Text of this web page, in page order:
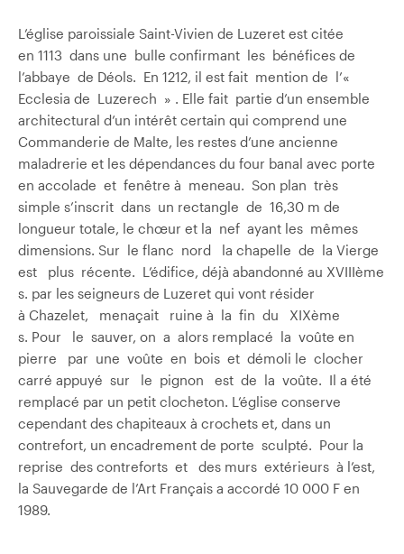
L’église paroissiale Saint-Vivien de Luzeret est citée
en 1113 dans une bulle confirmant les bénéfices de
l’abbaye de Déols. En 1212, il est fait mention de l’«
Ecclesia de Luzerech » . Elle fait partie d’un ensemble
architectural d’un intérêt certain qui comprend une
Commanderie de Malte, les restes d’une ancienne
maladrerie et les dépendances du four banal avec porte
en accolade et fenêtre à meneau. Son plan très
simple s’inscrit dans un rectangle de 16,30 m de
longueur totale, le chœur et la nef ayant les mêmes
dimensions. Sur le flanc nord la chapelle de la Vierge
est plus récente. L’édifice, déjà abandonné au XVIIIème
s. par les seigneurs de Luzeret qui vont résider
à Chazelet, menaçait ruine à la fin du XIXème
s. Pour le sauver, on a alors remplacé la voûte en
pierre par une voûte en bois et démoli le clocher
carré appuyé sur le pignon est de la voûte. Il a été
remplacé par un petit clocheton. L’église conserve
cependant des chapiteaux à crochets et, dans un
contrefort, un encadrement de porte sculpté. Pour la
reprise des contreforts et des murs extérieurs à l’est,
la Sauvegarde de l’Art Français a accordé 10 000 F en
1989.